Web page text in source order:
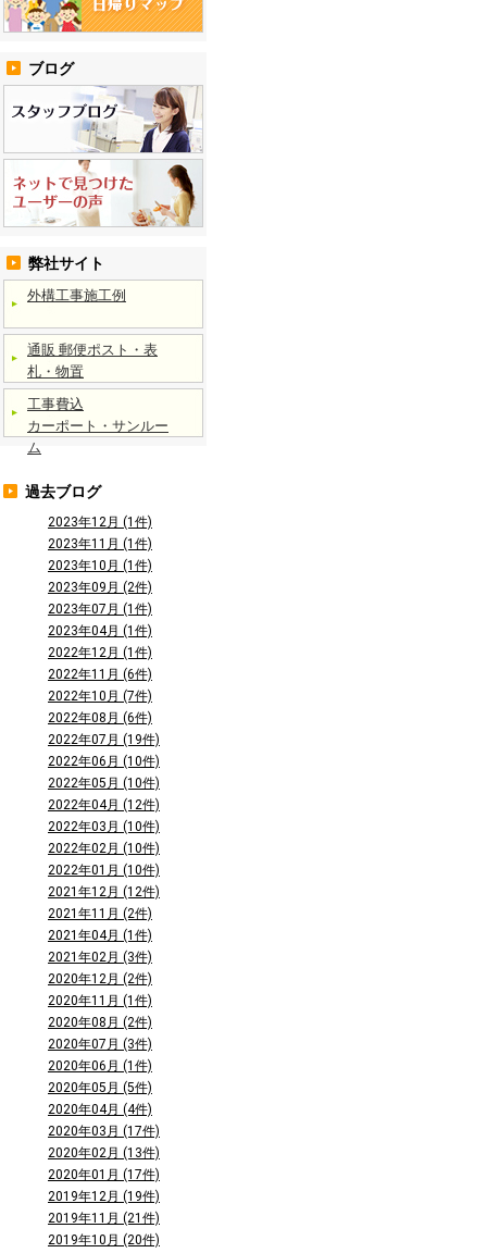
ブログ
弊社サイト
外構工事施工例
通販 郵便ポスト・表
札・物置
工事費込
カーポート・サンルー
ム
過去ブログ
2023年12月 (1件)
2023年11月 (1件)
2023年10月 (1件)
2023年09月 (2件)
2023年07月 (1件)
2023年04月 (1件)
2022年12月 (1件)
2022年11月 (6件)
2022年10月 (7件)
2022年08月 (6件)
2022年07月 (19件)
2022年06月 (10件)
2022年05月 (10件)
2022年04月 (12件)
2022年03月 (10件)
2022年02月 (10件)
2022年01月 (10件)
2021年12月 (12件)
2021年11月 (2件)
2021年04月 (1件)
2021年02月 (3件)
2020年12月 (2件)
2020年11月 (1件)
2020年08月 (2件)
2020年07月 (3件)
2020年06月 (1件)
2020年05月 (5件)
2020年04月 (4件)
2020年03月 (17件)
2020年02月 (13件)
2020年01月 (17件)
2019年12月 (19件)
2019年11月 (21件)
2019年10月 (20件)